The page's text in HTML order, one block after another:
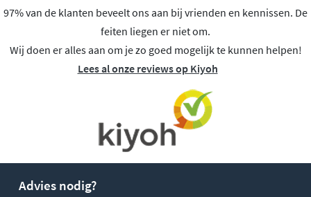
97% van de klanten beveelt ons aan bij vrienden en kennissen. De
feiten liegen er niet om.
Wij doen er alles aan om je zo goed mogelijk te kunnen helpen!
Lees al onze reviews op Kiyoh
Advies nodig?